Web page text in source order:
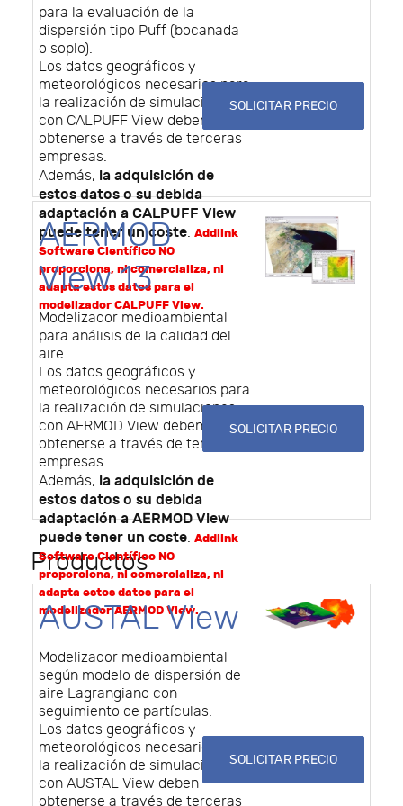
para la evaluación de la
dispersión tipo Puff (bocanada
o soplo).
Los datos geográficos y
meteorológicos necesarios para
la realización de simulaciones
con CALPUFF View deben
obtenerse a través de terceras
empresas.
Además, la adquisición de
estos datos o su debida
adaptación a CALPUFF View
puede tener un coste. Addlink
Software Científico NO
proporciona, ni comercializa, ni
adapta estos datos para el
modelizador CALPUFF View.
SOLICITAR PRECIO
AERMOD
View 13
Modelizador medioambiental
para análisis de la calidad del
aire.
Los datos geográficos y
meteorológicos necesarios para
la realización de simulaciones
con AERMOD View deben
obtenerse a través de terceras
empresas.
Además, la adquisición de
estos datos o su debida
adaptación a AERMOD View
puede tener un coste. Addlink
Software Científico NO
proporciona, ni comercializa, ni
adapta estos datos para el
modelizador AERMOD View.
SOLICITAR PRECIO
Productos
AUSTAL View
Modelizador medioambiental
según modelo de dispersión de
aire Lagrangiano con
seguimiento de partículas.
Los datos geográficos y
meteorológicos necesarios para
la realización de simulaciones
con AUSTAL View deben
obtenerse a través de terceras
SOLICITAR PRECIO